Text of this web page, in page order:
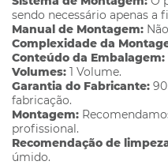
sendo necessário apenas a
Manual de Montagem:
Complexidade da
Conteúdo da Embalagem:
Volumes: 1 Volume.
Garantia do Fabricante:
fabricação.
Montagem:
profissional.
Recomendação de
úmido.